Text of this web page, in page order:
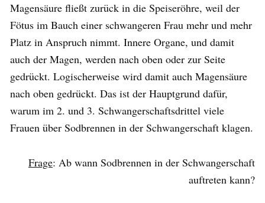
Magensäure fließt zurück in die Speiseröhre, weil der
Fötus im Bauch einer schwangeren Frau mehr und mehr
Platz in Anspruch nimmt. Innere Organe, und damit
auch der Magen, werden nach oben oder zur Seite
gedrückt. Logischerweise wird damit auch Magensäure
nach oben gedrückt. Das ist der Hauptgrund dafür,
warum im 2. und 3. Schwangerschaftsdrittel viele
Frauen über Sodbrennen in der Schwangerschaft klagen.
Frage: Ab wann Sodbrennen in der Schwangerschaft
auftreten kann?